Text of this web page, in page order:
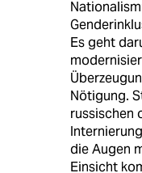
Es geht
Nötigung.
russischen
die Augen
Einsicht